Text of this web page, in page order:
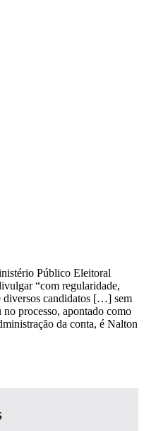
Público Eleitoral
“com regularidade,
diversos candidatos […] sem
processo, apontado como
da conta, é Nalton